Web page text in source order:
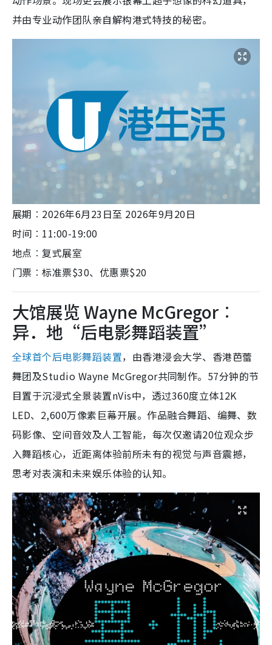
并由专业动作团队亲自解构港式特技的秘密。
展期︰2026年6月23日至 2026年9月20日
时间︰11:00-19:00
地点︰复式展室
门票︰标准票$30、优惠票$20
大馆展览 Wayne McGregor︰
异．地“后电影舞蹈装置”
全球首个后电影舞蹈装置，由香港浸会大学、香港芭蕾
舞团及Studio Wayne McGregor共同制作。57分钟的节
目置于沉浸式全景装置nVis中，透过360度立体12K
LED、2,600万像素巨幕开展。作品融合舞蹈、编舞、数
码影像、空间音效及人工智能，每次仅邀请20位观众步
入舞蹈核心，近距离体验前所未有的视觉与声音震撼，
思考对表演和未来娱乐体验的认知。